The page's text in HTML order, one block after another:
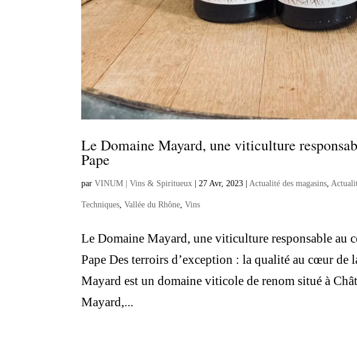
Le Domaine Mayard, une viticulture
Pape
parVINUM | Vins & Spiritueux |27 Avr, 2023 |Actualité des magasins,
Techniques,Vallée du Rhône,Vins
Le Domaine Mayard, une viticulture responsable au
Pape Des terroirs d’exception : la qualité au cœur
Mayard est un domaine viticole de renom situé à
Mayard,...